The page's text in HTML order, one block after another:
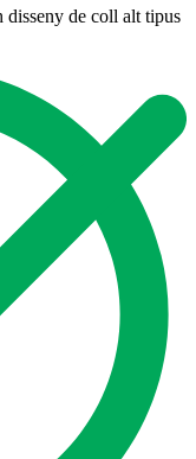
disseny de coll alt tipus